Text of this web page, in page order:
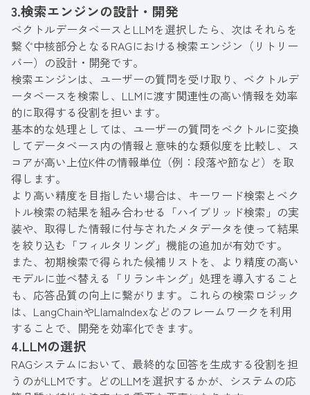
3.検索エンジンの設計・開発
ベクトルデータベースとLLMを選択したら、次はそれらを
繋ぐ中核部分となるRAGにおける検索エンジン（リトリー
バー）の設計・開発です。
検索エンジンは、ユーザーの質問を受け取り、ベクトルデ
ータベースを検索し、LLMに渡す関連性の高い情報を効率
的に取得する役割を担います。
基本的な処理としては、ユーザーの質問をベクトルに変換
してデータベース内の情報と意味的な類似度を比較し、ス
コアが高い上位K件の情報単位（例：段落や節など）を取
得します。
より高い精度を目指したい場合は、キーワード検索とベク
トル検索の結果を組み合わせる「ハイブリッド検索」の実
装や、取得した情報に付与されたメタデータを使って結果
を絞り込む「フィルタリング」機能の追加が有効です。
また、初期検索で得られた候補リストを、より精度の高い
モデルに並べ替える「リランキング」処理を導入すること
も、応答品質の向上に繋がります。これらの検索ロジック
は、LangChainやLlamaIndexなどのフレームワークを利用
することで、開発を効率化できます。
4.LLMの選択
RAGシステムにおいて、最終的な回答を生成する役割を担
うのがLLMです。どのLLMを選択するかが、システムの応